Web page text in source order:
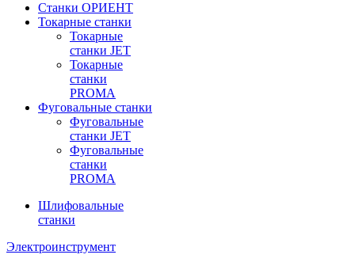
Станки ОРИЕНТ
Токарные станки
Toкарные
станки JET
Токарные
станки
PROMA
Фуговальные станки
Фуговальные
станки JET
Фуговальные
станки
PROMA
Шлифовальные
станки
Электроинструмент